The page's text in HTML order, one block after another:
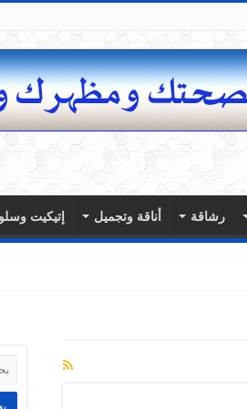
رشاقة أناقة وتجميل إتيكيت